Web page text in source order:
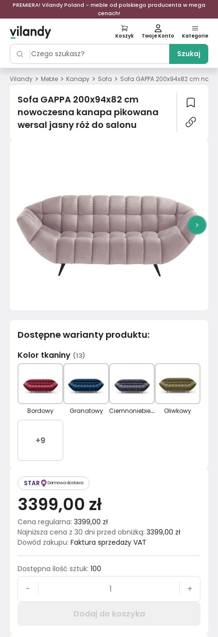
PREMIERA! Vilandy Poland - meble od polskiego producenta w mega
cenach!
Szukaj
Koszyk Twoje Konto Kategorie
Vilandy > Meble > Kanapy > Sofa > Sofa GAPPA 200x94x82 cm
Sofa GAPPA 200x94x82 cm
nowoczesna kanapa pikowana
wersal jasny róż do salonu
>
STAR Darmowa dostawa
3399,00 zł
Cena regularna: 3399,00 zł
Najniższa cena z 30 dni przed obniżką: 3399,00 zł
Dowód zakupu: Faktura sprzedaży VAT
Dostępna ilość sztuk: 100
- +
Dodaj do koszyka
Dostępne warianty produktu:
Kolor tkaniny (13)
Bordowy Granatowy C
iemnoniebieski Oliwkowy
+9